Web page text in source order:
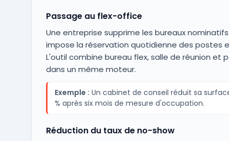
Passage au flex-office
Une entreprise supprime les bureaux
impose la réservation quotidienne des postes
L'outil combine bureau flex, salle de réunion et
dans un même moteur.
Exemple : Un cabinet de conseil réduit sa
% après six mois de mesure d'occupation.
Réduction du taux de no-show